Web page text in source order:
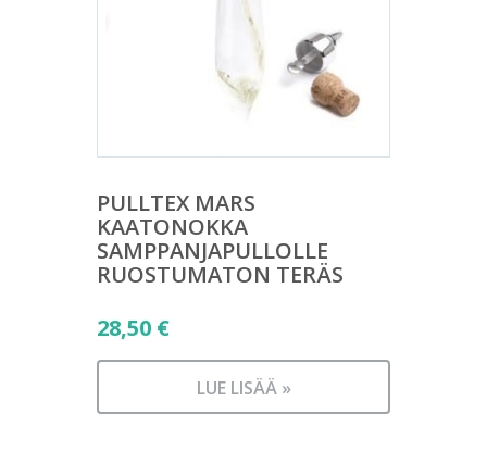
PULLTEX MARS
KAATONOKKA
SAMPPANJAPULLOLLE
RUOSTUMATON TERÄS
28,50 €
LUE LISÄÄ »